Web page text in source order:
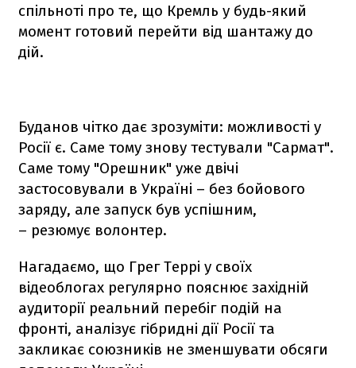
спільноті про те, що Кремль у будь-який
момент готовий перейти від шантажу до
дій.
Буданов чітко дає зрозуміти: можливості у
Росії є. Саме тому знову тестували "Сармат".
Саме тому "Орешник" уже двічі
застосовували в Україні – без бойового
заряду, але запуск був успішним,
– резюмує волонтер.
Нагадаємо, що Грег Террі у своїх
відеоблогах регулярно пояснює західній
аудиторії реальний перебіг подій на
фронті, аналізує гібридні дії Росії та
закликає союзників не зменшувати обсяги